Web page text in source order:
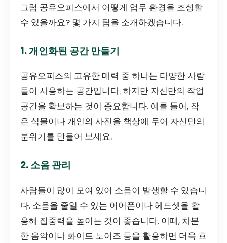
그럼 공유오피스에서 어떻게 업무 환경을 조성할
수 있을까요? 몇 가지 팁을 소개하겠습니다.
1. 개인화된 공간 만들기
공유오피스의 고유한 매력 중 하나는 다양한 사람
들이 사용하는 공간입니다. 하지만 자신만의 작업
공간을 확보하는 것이 중요합니다. 예를 들어, 작
은 식물이나 개인의 사진을 책상에 두어 자신만의
분위기를 만들어 보세요.
2. 소음 관리
사람들이 많이 모여 있어 소음이 발생할 수 있습니
다. 소음을 줄일 수 있는 이어폰이나 헤드셋을 활
용해 집중력을 높이는 것이 좋습니다. 이때, 차분
한 음악이나 화이트 노이즈 등을 활용하면 더욱 효